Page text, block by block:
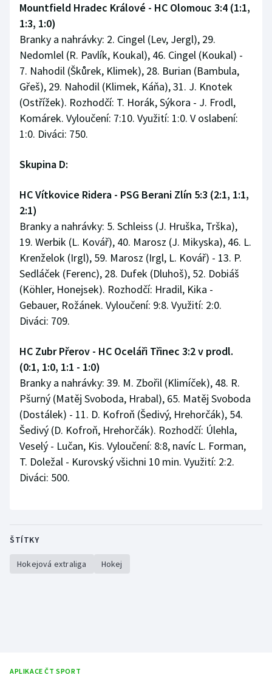
Mountfield Hradec Králové - HC Olomouc 3:4 (1:1,
1:3, 1:0)
Branky a nahrávky: 2. Cingel (Lev, Jergl), 29.
Nedomlel (R. Pavlík, Koukal), 46. Cingel (Koukal) -
7. Nahodil (Škůrek, Klimek), 28. Burian (Bambula,
Gřeš), 29. Nahodil (Klimek, Káňa), 31. J. Knotek
(Ostřížek). Rozhodčí: T. Horák, Sýkora - J. Frodl,
Komárek. Vyloučení: 7:10. Využití: 1:0. V oslabení:
1:0. Diváci: 750.
Skupina D:
HC Vítkovice Ridera - PSG Berani Zlín 5:3 (2:1, 1:1,
2:1)
Branky a nahrávky: 5. Schleiss (J. Hruška, Trška),
19. Werbik (L. Kovář), 40. Marosz (J. Mikyska), 46. L.
Krenželok (Irgl), 59. Marosz (Irgl, L. Kovář) - 13. P.
Sedláček (Ferenc), 28. Dufek (Dluhoš), 52. Dobiáš
(Köhler, Honejsek). Rozhodčí: Hradil, Kika -
Gebauer, Rožánek. Vyloučení: 9:8. Využití: 2:0.
Diváci: 709.
HC Zubr Přerov - HC Oceláři Třinec 3:2 v prodl.
(0:1, 1:0, 1:1 - 1:0)
Branky a nahrávky: 39. M. Zbořil (Klimíček), 48. R.
Pšurný (Matěj Svoboda, Hrabal), 65. Matěj Svoboda
(Dostálek) - 11. D. Kofroň (Šedivý, Hrehorčák), 54.
Šedivý (D. Kofroň, Hrehorčák). Rozhodčí: Úlehla,
Veselý - Lučan, Kis. Vyloučení: 8:8, navíc L. Forman,
T. Doležal - Kurovský všichni 10 min. Využití: 2:2.
Diváci: 500.
ŠTÍTKY
Hokejová extraliga Hokej
APLIKACE ČT SPORT